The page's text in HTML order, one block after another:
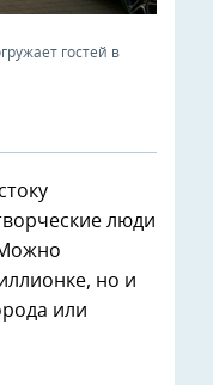
гостей в
люди
Можно
но и
или